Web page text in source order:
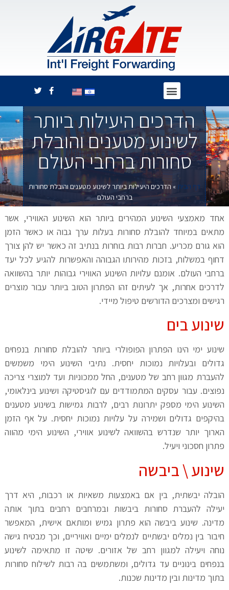
הדרכים היעילות ביותר
לשינוע מטענים והובלת
סחורות ברחבי העולם
דף הבית » הדרכים היעילות ביותר לשינוע מטענים והובלת סחורות
ברחבי העולם
אחד מאמצעי השינוע המהירים ביותר הוא השינוע האווירי, אשר
מתאים במיוחד להובלת סחורות בעלות ערך גבוה או כאשר הזמן
הוא גורם מכריע. חברות רבות בוחרות בנתיב זה כאשר יש להן צורך
דחוף במשלוח, בזכות מהירותו הגבוהה והאפשרות להגיע לכל יעד
ברחבי העולם. אומנם עלויות השינוע האווירי גבוהות יותר בהשוואה
לדרכים אחרות, אך לעיתים זהו הפתרון הטוב ביותר עבור מוצרים
רגישים ומצרכים הדורשים טיפול מיידי.
שינוע בים
שינוע ימי הינו הפתרון הפופולרי ביותר להובלת סחורות בנפחים
גדולים ובעלויות נמוכות יחסית. נתיבי השינוע הימי משמשים
להעברת מגוון רחב של מטענים, החל ממכוניות ועד למוצרי צריכה
נפוצים. עבור עסקים המתמודדים עם לוגיסטיקה ושינוע בינלאומי,
השינוע הימי מספק יתרונות רבים, לרבות גמישות בשינוע מטענים
בהיקפים גדולים ושמירה על עלויות נמוכות יחסית. על אף הזמן
הארוך יותר שנדרש בהשוואה לשינוע אווירי, השינוע הימי מהווה
פתרון חסכוני ויעיל.
שינוע \ ביבשה
הובלה יבשתית, בין אם באמצעות משאיות או רכבות, היא דרך
יעילה להעברת סחורות ביבשות ובמרחבים רחבים בתוך אותה
מדינה. שינוע ביבשה הוא פתרון גמיש ומותאם אישית, המאפשר
חיבור בין נמלים יבשתיים לנמלים ימיים ואוויריים, וכך מבטיח גישה
נוחה ויעילה למגוון רחב של אזורים. שיטה זו מתאימה לשינוע
בנפחים בינוניים עד גדולים, ומשתמשים בה רבות לשילוח סחורות
בתוך מדינות ובין מדינות שכנות.